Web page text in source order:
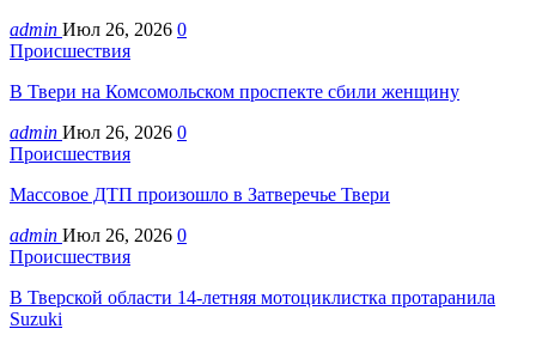
admin Июл 26, 2026 0
Происшествия
В Твери на Комсомольском проспекте сбили женщину
admin Июл 26, 2026 0
Происшествия
Массовое ДТП произошло в Затверечье Твери
admin Июл 26, 2026 0
Происшествия
В Тверской области 14-летняя мотоциклистка протаранила
Suzuki